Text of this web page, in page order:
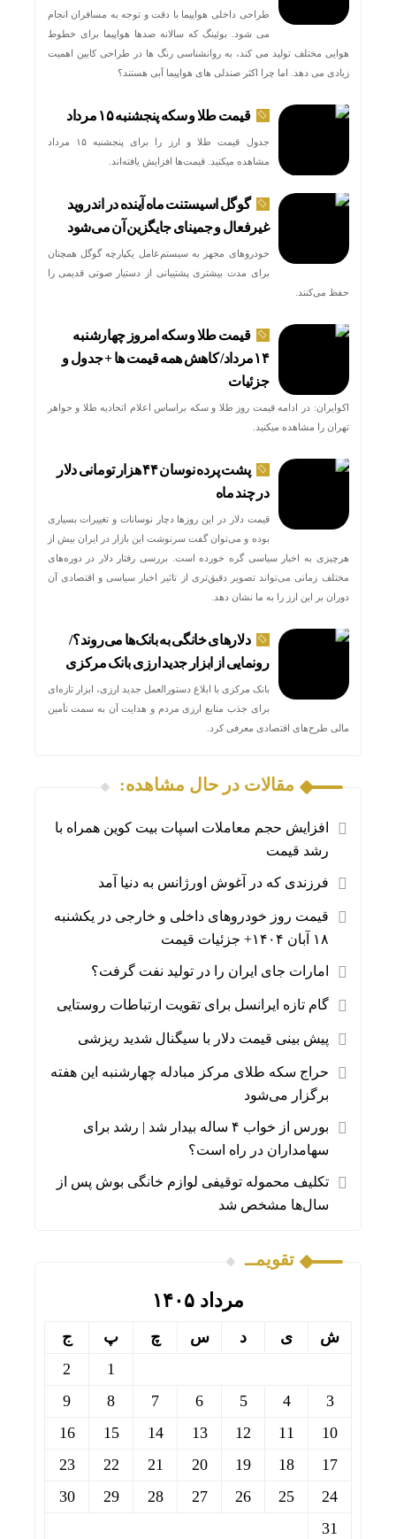
طراحی داخلی هواپیما با دقت و توجه به مسافران انجام
می شود. بوئینگ که سالانه صدها هواپیما برای خطوط
هوایی مختلف تولید می کند، به روانشناسی رنگ ها در طراحی کابین اهمیت
زیادی می دهد. اما چرا اکثر صندلی های هواپیما آبی هستند؟
قیمت طلا و سکه پنجشنبه ۱۵ مرداد
جدول قیمت طلا و ارز را برای پنجشنبه ۱۵ مرداد
مشاهده میکنید. قیمت‌ها افزایش یافته‌اند.
گوگل اسیستنت ماه آینده در اندروید
غیرفعال و جمینای جایگزین آن می‌شود
خودروهای مجهز به سیستم‌عامل یکپارچه گوگل همچنان
برای مدت بیشتری پشتیبانی از دستیار صوتی قدیمی را
حفظ می‌کنند.
قیمت طلا و سکه امروز چهارشنبه
۱۴مرداد/ کاهش همه قیمت ها + جدول و
جزئیات
اکوایران: در ادامه قیمت روز طلا و سکه براساس اعلام اتحادیه طلا و جواهر
تهران را مشاهده میکنید.
پشت پرده نوسان ۴۴ هزار تومانی دلار
در چند ماه
قیمت دلار در این روزها دچار نوسانات و تغییرات بسیاری
بوده و می‌توان گفت سرنوشت این بازار در ایران بیش از
هرچیزی به اخبار سیاسی گره خورده است. بررسی رفتار دلار در دوره‌های
مختلف زمانی می‌تواند تصویر دقیق‌تری از تاثیر اخبار سیاسی و اقتصادی آن
دوران بر این ارز را به ما نشان دهد.
دلارهای خانگی به بانک‌ها می‌روند؟/
رونمایی از ابزار جدید ارزی بانک مرکزی
بانک مرکزی با ابلاغ دستورالعمل جدید ارزی، ابزار تازه‌ای
برای جذب منابع ارزی مردم و هدایت آن به سمت تأمین
مالی طرح‌های اقتصادی معرفی کرد.
مقالات در حال مشاهده:
افزایش حجم معاملات اسپات بیت‌ کوین همراه با
رشد قیمت
فرزندی که در آغوش اورژانس به دنیا آمد
قیمت روز خودروهای داخلی و خارجی در یکشنبه
۱۸ آبان ۱۴۰۴+ جزئیات قیمت
امارات جای ایران را در تولید نفت گرفت؟
گام تازه ایرانسل برای تقویت ارتباطات روستایی
پیش بینی قیمت دلار با سیگنال شدید ریزشی
حراج سکه طلای مرکز مبادله چهارشنبه این هفته
برگزار می‌شود
بورس از خواب ۴ ساله بیدار شد | رشد برای
سهامداران در راه است؟
تکلیف محموله توقیفی لوازم خانگی بوش پس از
سال‌ها مشخص شد
تقویمــ
مرداد ۱۴۰۵
ش ی د س چ پ ج
1
2
3
4
5
6
7
8
9
10
11
12
13
14
15
16
17
18
19
20
21
22
23
24
25
26
27
28
29
30
31